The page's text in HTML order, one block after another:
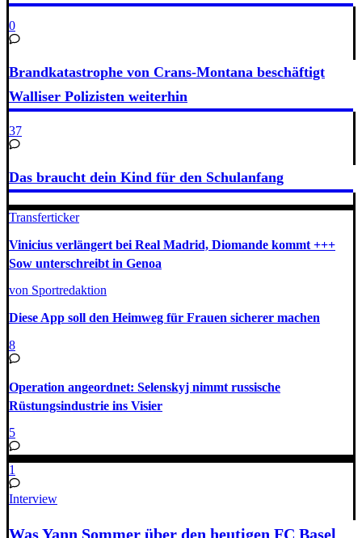
0
Brandkatastrophe von Crans-Montana beschäftigt
Walliser Polizisten weiterhin
37
Das braucht dein Kind für den Schulanfang
Transferticker
Vinicius verlängert bei Real Madrid, Diomande kommt +++
Sow unterschreibt in Genoa
von Sportredaktion
Diese App soll den Heimweg für Frauen sicherer machen
8
Operation angeordnet: Selenskyj nimmt russische
Rüstungsindustrie ins Visier
5
1
Interview
Was Yann Sommer über den heutigen FC Basel